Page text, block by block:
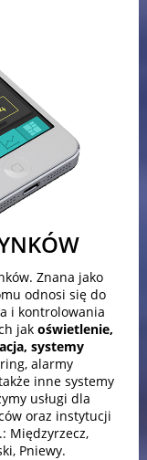
Znana jako
odnosi się do
i kontrolowania
jak oświetlenie,
systemy
alarmy
inne systemy
usługi dla
oraz instytucji
Międzyrzecz,
Pniewy.